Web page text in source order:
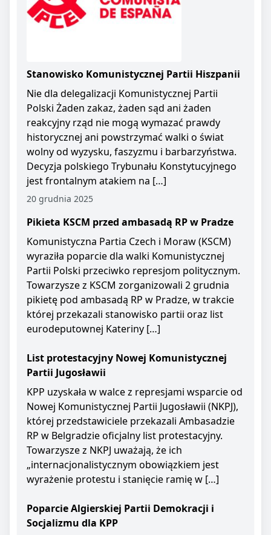
Stanowisko Komunistycznej Partii Hiszpanii
Nie dla delegalizacji Komunistycznej Partii
Polski Żaden zakaz, żaden sąd ani żaden
reakcyjny rząd nie mogą wymazać prawdy
historycznej ani powstrzymać walki o świat
wolny od wyzysku, faszyzmu i barbarzyństwa.
Decyzja polskiego Trybunału Konstytucyjnego
jest frontalnym atakiem na […]
20 grudnia 2025
Pikieta KSCM przed ambasadą RP w Pradze
Komunistyczna Partia Czech i Moraw (KSCM)
wyraziła poparcie dla walki Komunistycznej
Partii Polski przeciwko represjom politycznym.
Towarzysze z KSCM zorganizowali 2 grudnia
pikietę pod ambasadą RP w Pradze, w trakcie
której przekazali stanowisko partii oraz list
eurodeputownej Kateriny […]
List protestacyjny Nowej Komunistycznej
Partii Jugosławii
KPP uzyskała w walce z represjami wsparcie od
Nowej Komunistycznej Partii Jugosławii (NKPJ),
której przedstawiciele przekazali Ambasadzie
RP w Belgradzie oficjalny list protestacyjny.
Towarzysze z NKPJ uważają, że ich
„internacjonalistycznym obowiązkiem jest
wyrażenie protestu i stanięcie ramię w […]
Poparcie Algierskiej Partii Demokracji i
Socjalizmu dla KPP